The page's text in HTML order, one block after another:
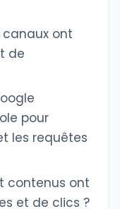
canaux ont
de
pour
les requêtes
contenus ont
et de clics ?